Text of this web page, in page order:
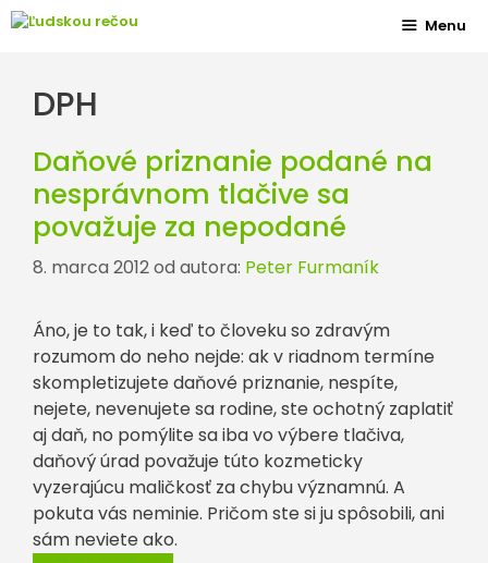
Preskočiť
Menu
DPH
Daňové priznanie podané na
nesprávnom tlačive sa
považuje za nepodané
8. marca 2012od autora: Peter Furmaník
Áno, je to tak, i keď to človeku so zdravým
rozumom do neho nejde: ak v riadnom termíne
skompletizujete daňové priznanie, nespíte,
nejete, nevenujete sa rodine, ste ochotný zaplatiť
aj daň, no pomýlite sa iba vo výbere tlačiva,
daňový úrad považuje túto kozmeticky
vyzerajúcu maličkosť za chybu významnú. A
pokuta vás neminie. Pričom ste si ju spôsobili, ani
sám neviete ako.